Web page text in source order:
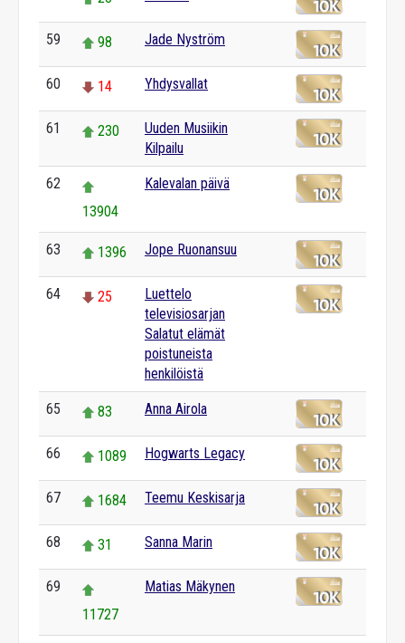
59 98 Jade Nyström
60 14 Yhdysvallat
61 230
Uuden Musiikin
Kilpailu
62
13904
Kalevalan päivä
63 1396 Jope Ruonansuu
64 25
Luettelo
televisiosarjan
Salatut elämät
poistuneista
henkilöistä
65 83 Anna Airola
66 1089 Hogwarts Legacy
67 1684 Teemu Keskisarja
68 31 Sanna Marin
69
11727
Matias Mäkynen